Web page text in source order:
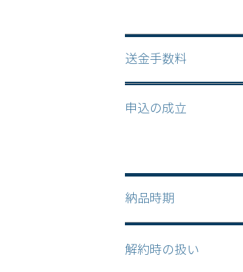
送金手数料
申込の成立
納品時期
解約時の扱い